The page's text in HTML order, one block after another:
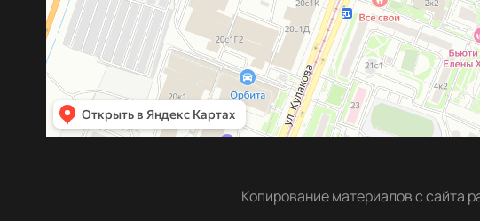
Копирование материалов с сайта